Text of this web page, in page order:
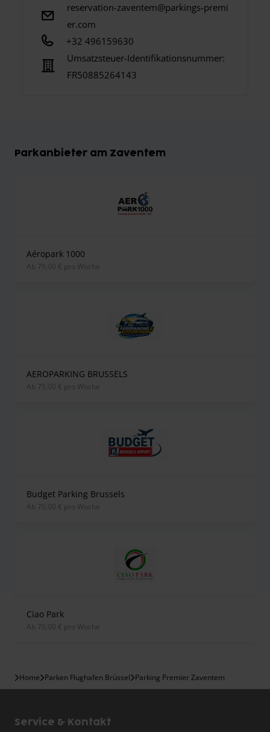
reservation-zaventem@parkings-premi
er.com
+32 496159630
Umsatzsteuer-Identifikationsnummer:
FR50885264143
Parkanbieter am Zaventem
Aéropark 1000
ab 79,00 € pro Woche
AEROPARKING BRUSSELS
ab 75,00 € pro Woche
Budget Parking Brussels
ab 70,00 € pro Woche
Ciao Park
ab 70,00 € pro Woche
Home Parken Flughafen Brüssel Parking Premier Zaventem
Service & Kontakt